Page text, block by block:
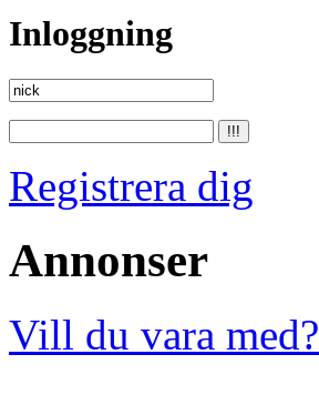
Inloggning
Registrera dig
Annonser
Vill du vara med?